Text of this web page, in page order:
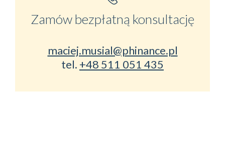
Zamów bezpłatną konsultację
maciej.musial@phinance.pl
tel. +48 511 051 435